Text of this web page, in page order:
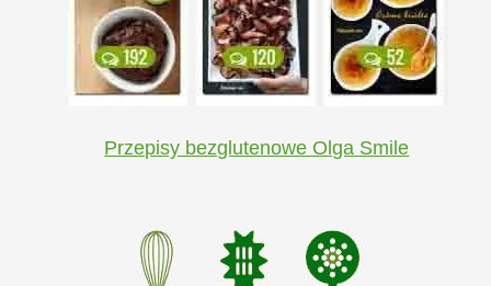
Przepisy bezglutenowe Olga Smile